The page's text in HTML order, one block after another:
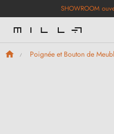
SHOWROOM
Poignée et Bouton de